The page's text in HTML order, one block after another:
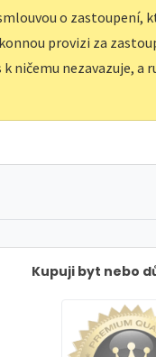
o zastoupení,
provizi za
ničemu nezavazuje, a
Kupuji byt nebo